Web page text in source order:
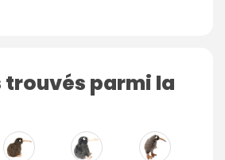
trouvés parmi la